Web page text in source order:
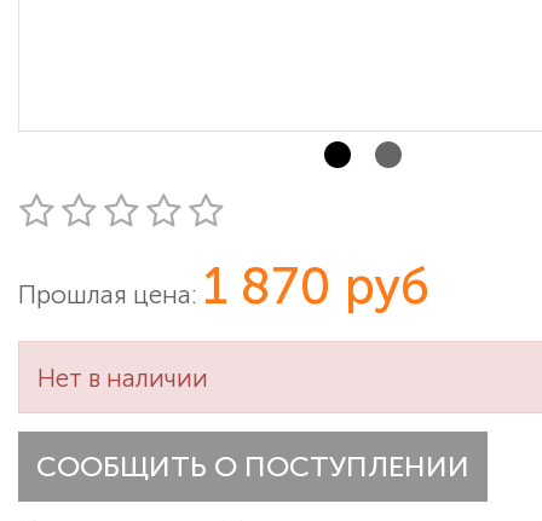
Прошлая цена: 1 870 руб
Нет в наличии
СООБЩИТЬ О ПОСТУПЛЕНИИ